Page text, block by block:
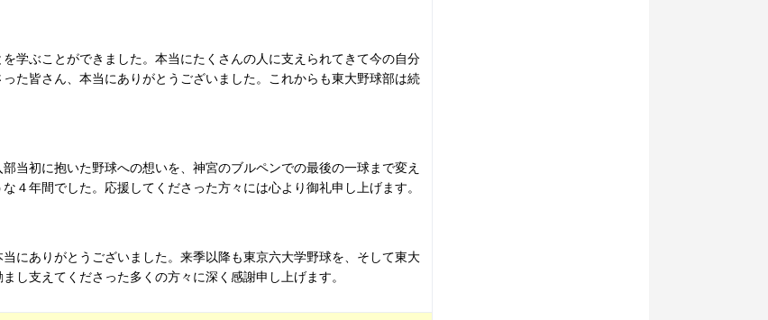
学ぶことができました。本当にたくさんの人に支えられてきて今の自分
た皆さん、本当にありがとうございました。これからも東大野球部は続
当初に抱いた野球への想いを、神宮のブルペンでの最後の一球まで変え
４年間でした。応援してくださった方々には心より御礼申し上げます。
にありがとうございました。来季以降も東京六大学野球を、そして東大
し支えてくださった多くの方々に深く感謝申し上げます。